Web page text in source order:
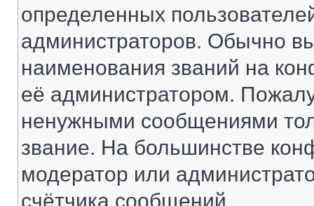
определенных
администраторов. Обычно
наименования званий на
её администратором.
ненужными сообщениями
звание. На большинстве
модератор или
счётчика сообщений.